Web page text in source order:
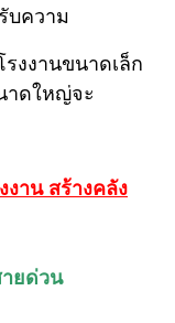
บความ
งงานขนาดเล็ก
าดใหญ่จะ
งาน สร้างคลัง
ยด่วน